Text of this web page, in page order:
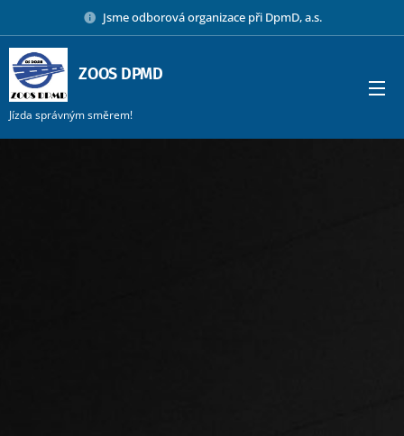
Jsme odborová organizace při DpmD, a.s.
ZOOS DPMD
Jízda správným směrem!